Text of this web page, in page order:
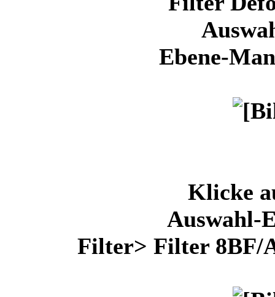
Ebene-
Klicke
Auswahl-
Filter> Filter 8BF/